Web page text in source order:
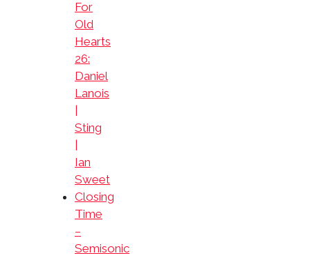
For
Old
Hearts
26:
Daniel
Lanois
Sting
Ian
Sweet
Closing
Time
–
Semisonic